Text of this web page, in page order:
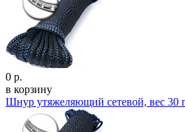
0 р.
в корзину
Шнур утяжеляющий сетевой, вес 30